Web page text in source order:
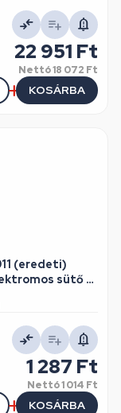
22 951 Ft
Nettó18 072 Ft
KOSÁRBA
(eredeti)
1 287 Ft
Nettó1 014 Ft
KOSÁRBA